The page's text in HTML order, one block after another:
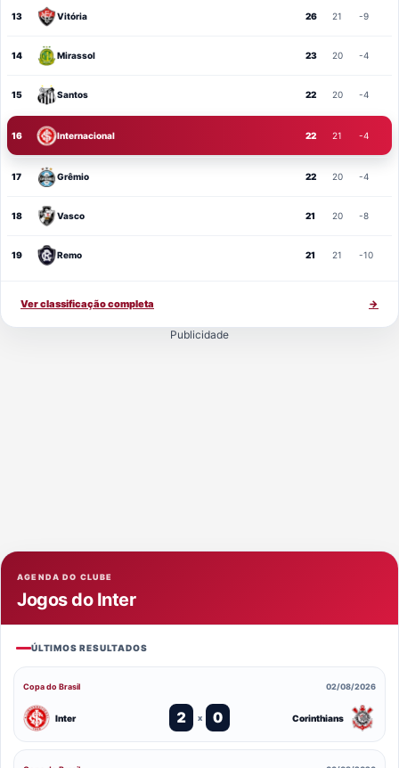
13 Vitória 26 21 -9
14 Mirassol 23 20 -4
15 Santos 22 20 -4
16 Internacional 22 21 -4
17 Grêmio 22 20 -4
18 Vasco 21 20 -8
19 Remo 21 21 -10
Ver classificação completa →
Publicidade
AGENDA DO CLUBE
Jogos do Inter
ÚLTIMOS RESULTADOS
Copa do Brasil 02/08/2026
Inter 2 x 0 Corinthians